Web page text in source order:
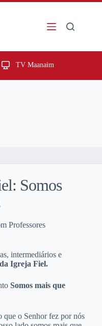
TV Maanaim
Somos
Professores
intermediários e
Igreja Fiel​.
Somos mais que
que o Senhor fez por nós